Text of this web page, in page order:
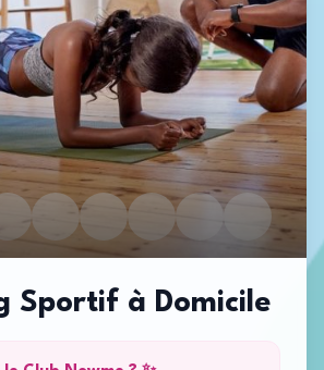
Sportif à Domicile